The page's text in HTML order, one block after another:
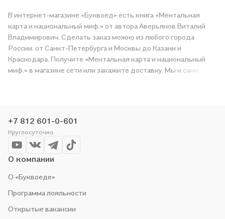
В интернет-магазине «Буквоед» есть книга «Ментальная
карта и национальный миф.» от автора Аверьянов Виталий
Владимирович. Сделать заказ можно из любого города
России: от Санкт-Петербурга и Москвы до Казани и
Краснодара. Получите «Ментальная карта и национальный
миф.» в магазине сети или закажите доставку. Мы и сами
+7 812 601-0-601
Круглосуточно
О компании
О «Буквоеде»
Программа лояльности
Открытые вакансии